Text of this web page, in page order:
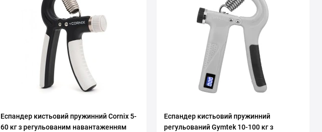
Еспандер кистьовий пружинний Cornix 5-
60 кг з регульованим навантаженням
Еспандер кистьовий пружинний
регульований Gymtek 10-100 кг з